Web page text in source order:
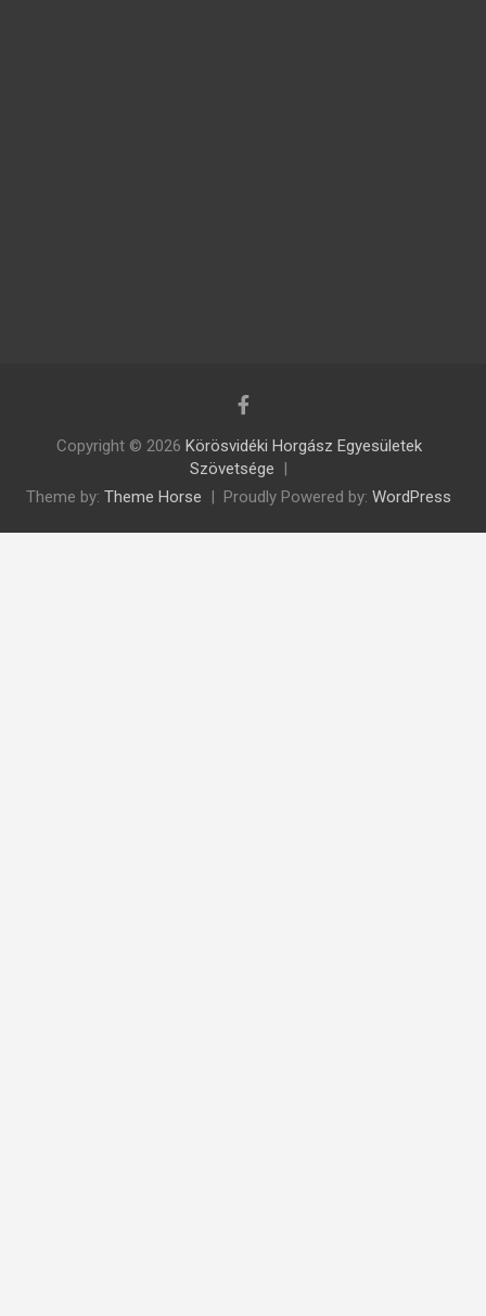
Copyright © 2026 Körösvidéki Horgász Egyesületek
Szövetsége
Theme by: Theme Horse Proudly Powered by: WordPress